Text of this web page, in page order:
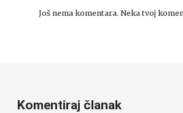
Još nema komentara. Neka tvoj
Komentiraj članak